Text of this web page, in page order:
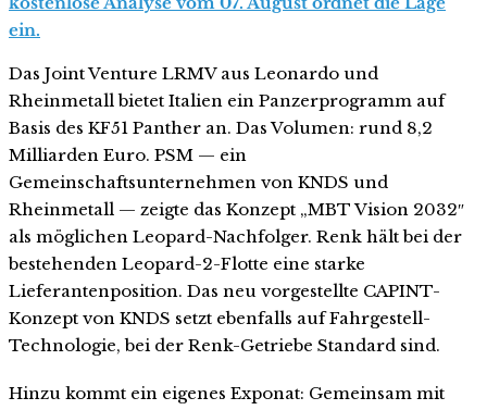
ein.
Das Joint Venture LRMV aus Leonardo und
Rheinmetall bietet Italien ein Panzerprogramm auf
Basis des KF51 Panther an. Das Volumen: rund 8,2
Milliarden Euro. PSM — ein
Gemeinschaftsunternehmen von KNDS und
Rheinmetall — zeigte das Konzept „MBT Vision 2032″
als möglichen Leopard-Nachfolger. Renk hält bei der
bestehenden Leopard-2-Flotte eine starke
Lieferantenposition. Das neu vorgestellte CAPINT-
Konzept von KNDS setzt ebenfalls auf Fahrgestell-
Technologie, bei der Renk-Getriebe Standard sind.
Hinzu kommt ein eigenes Exponat: Gemeinsam mit